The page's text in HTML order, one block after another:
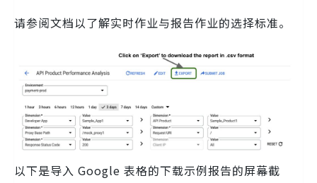
请参阅文档以了解实时作业与报告作业的选择标准。
以下是导入 Google 表格的下载示例报告的屏幕截